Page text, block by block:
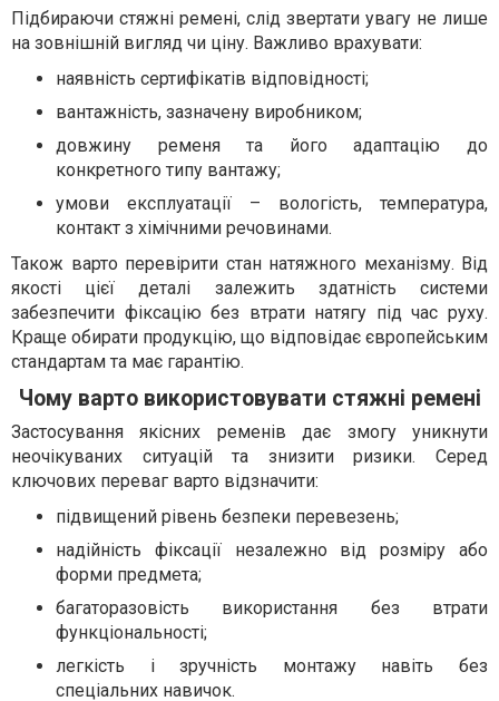
Підбираючи стяжні ремені, слід звертати увагу не лише
на зовнішній вигляд чи ціну. Важливо врахувати:
наявність сертифікатів відповідності;
вантажність, зазначену виробником;
довжину ременя та його адаптацію до
конкретного типу вантажу;
умови експлуатації – вологість, температура,
контакт з хімічними речовинами.
Також варто перевірити стан натяжного механізму. Від
якості цієї деталі залежить здатність системи
забезпечити фіксацію без втрати натягу під час руху.
Краще обирати продукцію, що відповідає європейським
стандартам та має гарантію.
Чому варто використовувати стяжні ремені
Застосування якісних ременів дає змогу уникнути
неочікуваних ситуацій та знизити ризики. Серед
ключових переваг варто відзначити:
підвищений рівень безпеки перевезень;
надійність фіксації незалежно від розміру або
форми предмета;
багаторазовість використання без втрати
функціональності;
легкість і зручність монтажу навіть без
спеціальних навичок.